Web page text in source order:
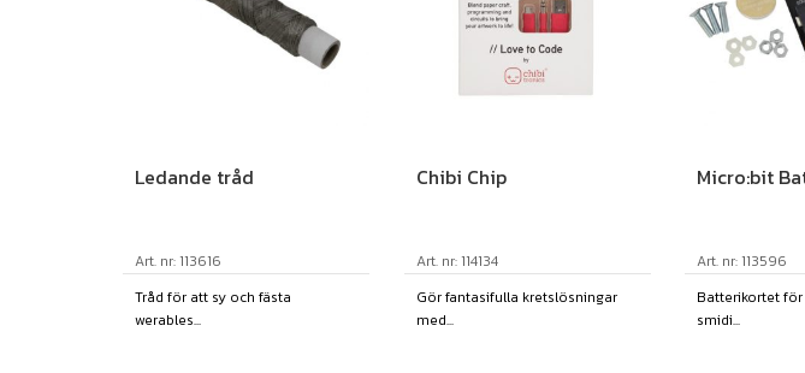
Ledande tråd
Art. nr: 113616
Tråd för att sy och fästa
werables...
Chibi Chip
Art. nr: 114134
Gör fantasifulla kretslösningar
med...
Micro:bit
Art. nr: 113596
Batterikortet
smidi...